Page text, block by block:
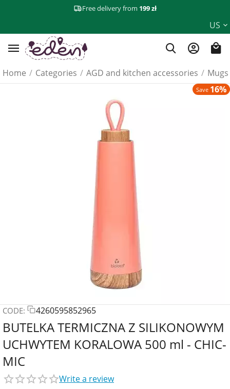
Free delivery from 199 zł
US
Home / Categories / AGD and kitchen accessories /
Save 16%
CODE: 4260595852965
BUTELKA TERMICZNA Z SILIKONOWYM
UCHWYTEM KORALOWA 500 ml - CHIC-
MIC
Write a review